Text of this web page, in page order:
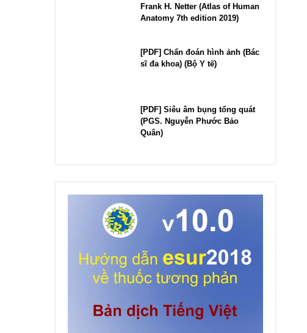
Frank H. Netter (Atlas of Human
Anatomy 7th edition 2019)
[PDF] Chẩn đoán hình ảnh (Bác
sĩ đa khoa) (Bộ Y tế)
[PDF] Siêu âm bụng tổng quát
(PGS. Nguyễn Phước Bảo
Quân)